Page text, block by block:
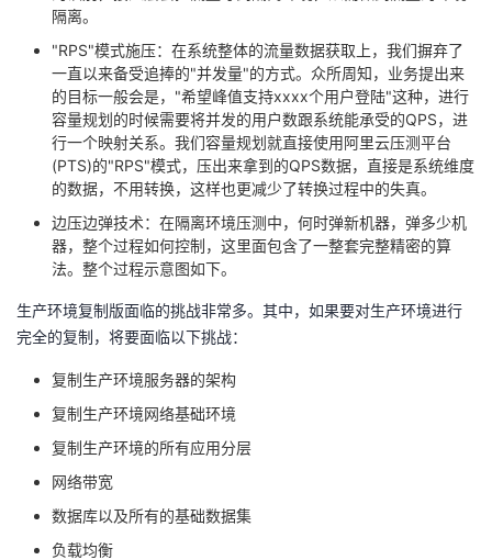
隔离。
"RPS"模式施压：在系统整体的流量数据获取上，我们摒弃了
一直以来备受追捧的"并发量"的方式。众所周知，业务提出来
的目标一般会是，"希望峰值支持xxxx个用户登陆"这种，进行
容量规划的时候需要将并发的用户数跟系统能承受的QPS，进
行一个映射关系。我们容量规划就直接使用阿里云压测平台
(PTS)的"RPS"模式，压出来拿到的QPS数据，直接是系统维度
的数据，不用转换，这样也更减少了转换过程中的失真。
边压边弹技术：在隔离环境压测中，何时弹新机器，弹多少机
器，整个过程如何控制，这里面包含了一整套完整精密的算
法。整个过程示意图如下。
生产环境复制版面临的挑战非常多。其中，如果要对生产环境进行
完全的复制，将要面临以下挑战：
复制生产环境服务器的架构
复制生产环境网络基础环境
复制生产环境的所有应用分层
网络带宽
数据库以及所有的基础数据集
负载均衡